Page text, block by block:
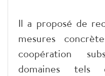
Il a proposé de
mesures
coopération
domaines tels